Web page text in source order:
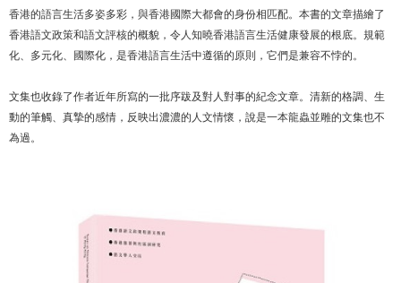
香港的語言生活多姿多彩，與香港國際大都會的身份相匹配。本書的文章描繪了
香港語文政策和語文評核的概貌，令人知曉香港語言生活健康發展的根底。規範
化、多元化、國際化，是香港語言生活中遵循的原則，它們是兼容不悖的。
文集也收錄了作者近年所寫的一批序跋及對人對事的紀念文章。清新的格調、生
動的筆觸、真摯的感情，反映出濃濃的人文情懷，說是一本龍蟲並雕的文集也不
為過。